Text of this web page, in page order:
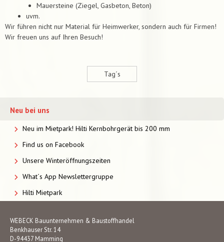
Mauersteine (Ziegel, Gasbeton, Beton)
uvm.
Wir führen nicht nur Material für Heimwerker, sondern auch für Firmen!
Wir freuen uns auf Ihren Besuch!
Tag´s
Neu bei uns
Neu im Mietpark! Hilti Kernbohrgerät bis 200 mm
Find us on Facebook
Unsere Winteröffnungszeiten
What´s App Newslettergruppe
Hilti Mietpark
WEBECK Bauunternehmen & Baustoffhandel
Benkhauser Str. 14
D-94437 Mamming